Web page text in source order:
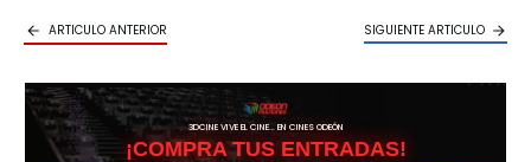
ARTICULO ANTERIOR SIGUIENTE ARTICULO
3DCINE VIVE EL CINE… EN CINES ODEÓN
¡COMPRA TUS ENTRADAS!